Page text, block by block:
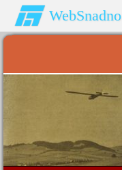
WebSnadno